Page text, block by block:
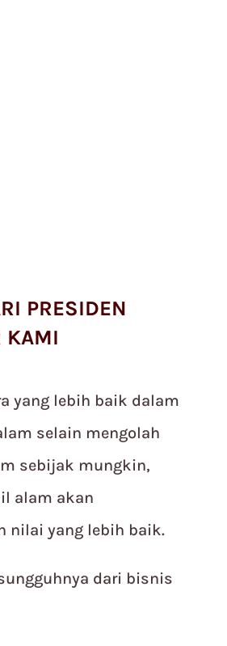
PRESIDEN
KAMI
yang lebih baik dalam
selain mengolah
sebijak mungkin,
alam akan
nilai yang lebih baik.
dari bisnis